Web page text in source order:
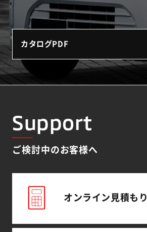
カタログPDF
Support
ご検討中のお客様へ
オンライン 見積もり